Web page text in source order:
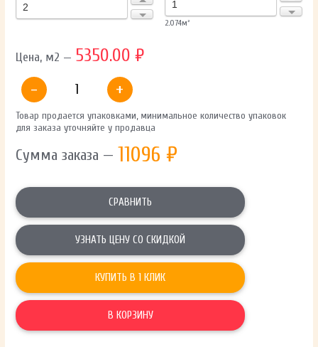
2.074м²
Цена, м2 — 5350.00 ₽
-
+
Товар продается упаковками, минимальное количество упаковок
для заказа уточняйте у продавца
Сумма заказа — 11096 ₽
СРАВНИТЬ
УЗНАТЬ ЦЕНУ СО СКИДКОЙ
КУПИТЬ В 1 КЛИК
В КОРЗИНУ